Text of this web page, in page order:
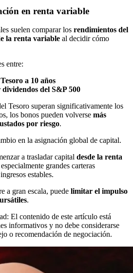
en renta variable
suelen comparar los rendimientos del
la renta variable al decidir cómo
entre:
a 10 años
del S&P 500
Tesoro superan significativamente los
los bonos pueden volverse más
por riesgo.
en la asignación global de capital.
a trasladar capital desde la renta
grandes carteras
estables.
a gran escala, puede limitar el impulso
.
El contenido de este artículo está
informativos y no debe considerarse
o recomendación de negociación.